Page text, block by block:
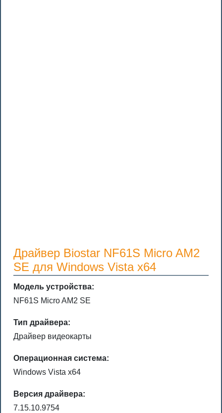
Драйвер Biostar NF61S Micro AM2
SE для Windows Vista x64
Модель устройства:
NF61S Micro AM2 SE
Тип драйвера:
Драйвер видеокарты
Операционная система:
Windows Vista x64
Версия драйвера:
7.15.10.9754